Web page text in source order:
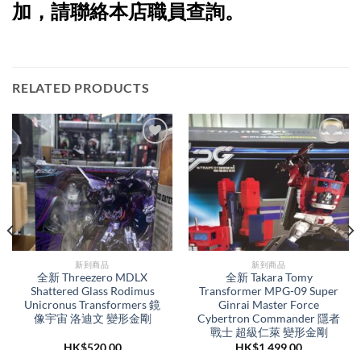
加，請聯絡本店職員查詢。
RELATED PRODUCTS
新到商品​
全新 Threezero MDLX
Shattered Glass Rodimus
Unicronus Transformers 鏡
像宇宙 洛迪文 變形金剛
HK$520.00
新到商品​
全新 Takara Tomy
Transformer MPG-09 Super
Ginrai Master Force
Cybertron Commander 隱者
戰士 超級仁萊 變形金剛
HK$1,499.00